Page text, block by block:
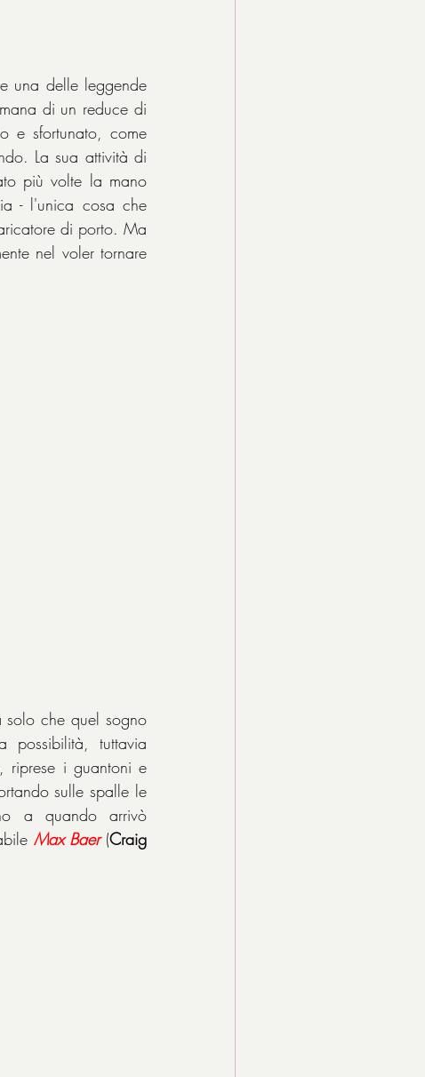
una delle leggende
di un reduce di
e sfortunato, come
La sua attività di
più volte la mano
- l'unica cosa che
di porto. Ma
nel voler tornare
che quel sogno
riprese i guantoni e
sulle spalle le
a quando arrivò
Max Baer (Craig